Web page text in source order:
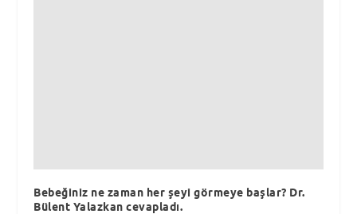
Bebeğiniz ne zaman her şeyi görmeye başlar? Dr.
Bülent Yalazkan cevapladı.